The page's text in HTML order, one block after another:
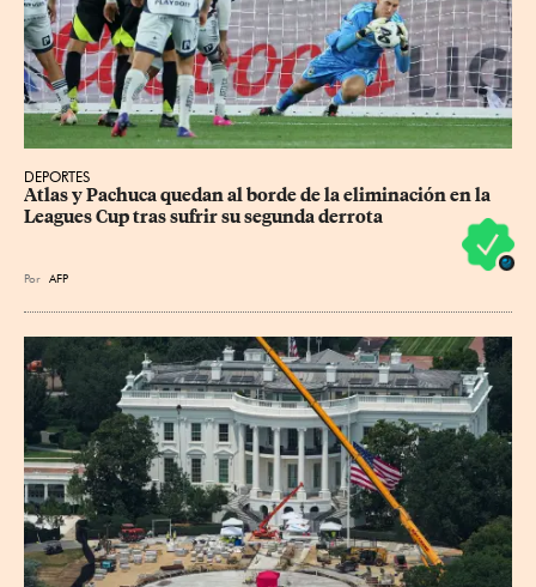
DEPORTES
Atlas y Pachuca quedan al borde de la eliminación en la
Leagues Cup tras sufrir su segunda derrota
Por AFP